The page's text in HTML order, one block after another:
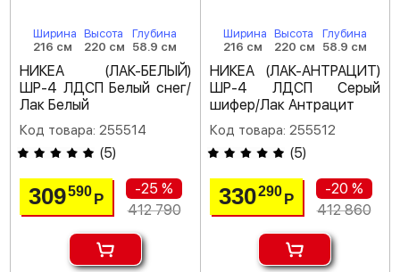
Ширина
216 см
Высота
220 см
Глубина
58.9 см
НИКЕА (ЛАК-БЕЛЫЙ)
ШР-4 ЛДСП Белый снег/
Лак Белый
Код товара: 255514
(5)
309590 Р
-25 %
412 790
Ширина
216 см
Высота
220 см
Глубина
58.9 см
НИКЕА (ЛАК-АНТРАЦИТ)
ШР-4 ЛДСП Серый
шифер/Лак Антрацит
Код товара: 255512
(5)
330290 Р
-20 %
412 860